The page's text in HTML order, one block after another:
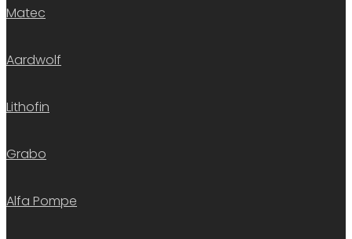
Matec
Aardwolf
Lithofin
Grabo
Alfa Pompe